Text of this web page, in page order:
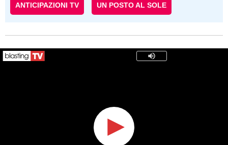
ANTICIPAZIONI TV UN POSTO AL SOLE